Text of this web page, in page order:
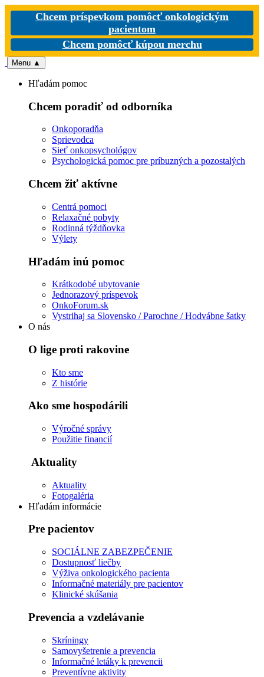
Chcem príspevkom pomôcť onkologickým
pacientom
Chcem pomôcť kúpou merchu
Menu ▲
Hľadám pomoc
Chcem poradiť od odborníka
Onkoporadňa
Sprievodca
Sieť onkopsychológov
Psychologická pomoc pre príbuzných a pozostalých
Chcem žiť aktívne
Centrá pomoci
Relaxačné pobyty
Rodinná týždňovka
Výlety
Hľadám inú pomoc
Krátkodobé ubytovanie
Jednorazový príspevok
OnkoForum.sk
Vystrihaj sa Slovensko / Parochne / Hodvábne šatky
O nás
O lige proti rakovine
Kto sme
Z histórie
Ako sme hospodárili
Výročné správy
Použitie financií
Aktuality
Aktuality
Fotogaléria
Hľadám informácie
Pre pacientov
SOCIÁLNE ZABEZPEČENIE
Dostupnosť liečby
Výživa onkologického pacienta
Informačné materiály pre pacientov
Klinické skúšania
Prevencia a vzdelávanie
Skríningy
Samovyšetrenie a prevencia
Informačné letáky k prevencii
Preventívne aktivity